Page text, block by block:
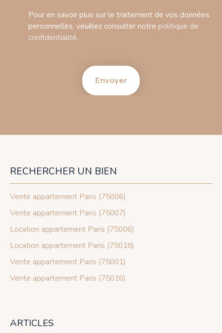
Pour en savoir plus sur le traitement de vos données
personnelles, veuillez consulter notre politique de
confidentialité.
Envoyer
RECHERCHER UN BIEN
Vente appartement Paris (75006)
Vente appartement Paris (75007)
Location appartement Paris (75006)
Location appartement Paris (75018)
Vente appartement Paris (75001)
Vente appartement Paris (75016)
ARTICLES